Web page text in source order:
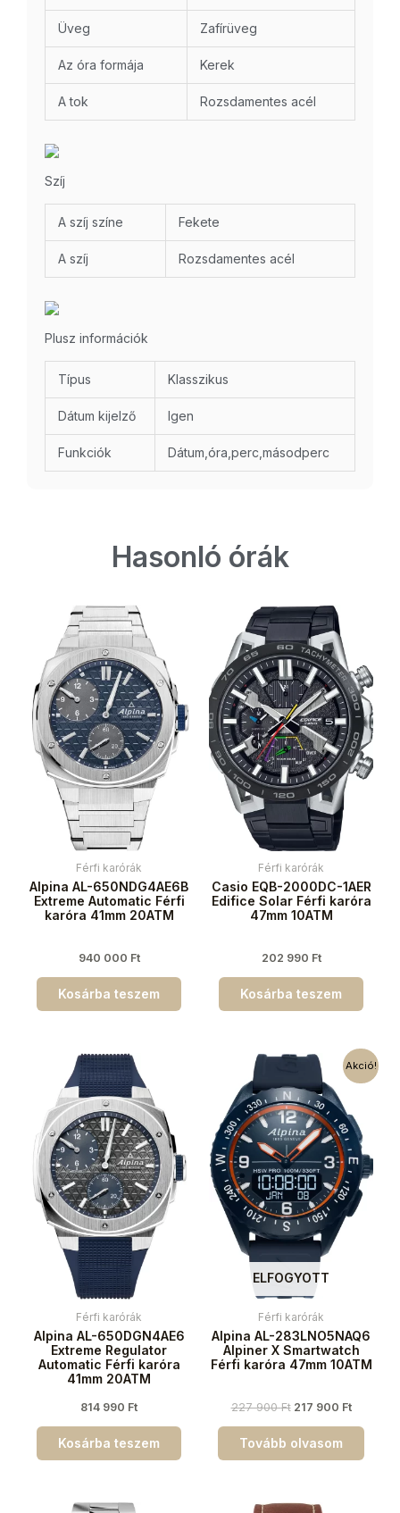
Üveg Zafírüveg
Az óra formája Kerek
A tok Rozsdamentes acél
Szíj
A szíj színe Fekete
A szíj Rozsdamentes acél
Plusz információk
Típus Klasszikus
Dátum kijelző Igen
Funkciók Dátum,óra,perc,másodperc
Hasonló órák
Férfi karórák
Alpina AL-650NDG4AE6B
Extreme Automatic Férfi
karóra 41mm 20ATM
940 000 Ft
Kosárba teszem
Férfi karórák
Casio EQB-2000DC-1AER
Edifice Solar Férfi karóra
47mm 10ATM
202 990 Ft
Kosárba teszem
Férfi karórák
Alpina AL-650DGN4AE6
Extreme Regulator
Automatic Férfi karóra
41mm 20ATM
814 990 Ft
Kosárba teszem
Akció!
ELFOGYOTT
Férfi karórák
Alpina AL-283LNO5NAQ6
Alpiner X Smartwatch
Férfi karóra 47mm 10ATM
227 900Ft 217 900 Ft
Tovább olvasom